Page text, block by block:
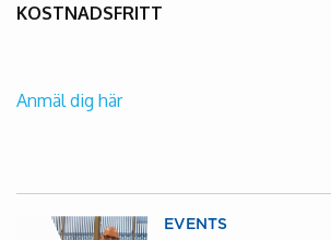
KOSTNADSFRITT
Anmäl dig här
EVENTS